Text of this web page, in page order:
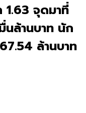
จุดมาที่
ล้านบาท นัก
ล้านบาท